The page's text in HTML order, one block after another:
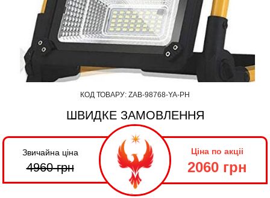
КОД ТОВАРУ: ZAB-98768-YA-PH
ШВИДКЕ ЗАМОВЛЕННЯ
Звичайна ціна
4960грн
Ціна по акціі
2060 грн